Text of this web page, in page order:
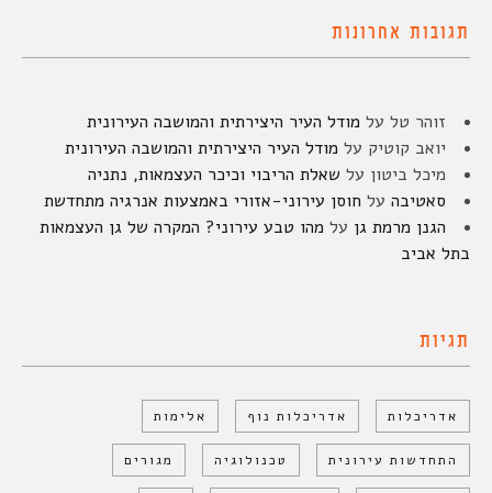
תגובות אחרונות
זוהר טל על מודל העיר היצירתית והמושבה העירונית
יואב קוטיק על מודל העיר היצירתית והמושבה העירונית
מיכל ביטון על שאלת הריבוי וכיכר העצמאות, נתניה
סאטיבה על חוסן עירוני-אזורי באמצעות אנרגיה מתחדשת
הגנן מרמת גן על מהו טבע עירוני? המקרה של גן העצמאות
בתל אביב
תגיות
אדריכלות אדריכלות נוף אלימות
התחדשות עירונית טכנולוגיה מגורים